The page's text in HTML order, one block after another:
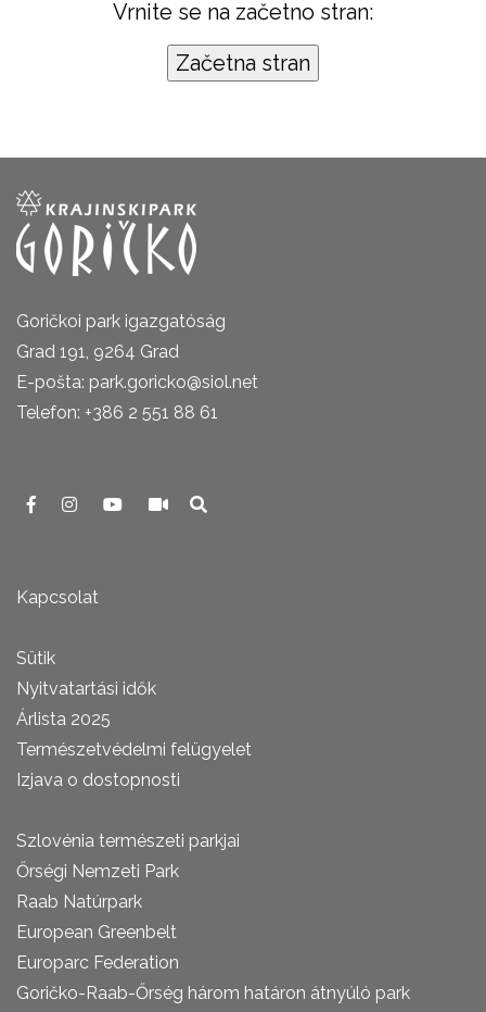
Vrnite se na začetno stran:
Goričkoi park igazgatóság
Grad 191, 9264 Grad
E-pošta: park.goricko@siol.net
Telefon: +386 2 551 88 61
Kapcsolat
Sütik
Nyitvatartási idők
Árlista 2025
Természetvédelmi felügyelet
Izjava o dostopnosti
Szlovénia természeti parkjai
Őrségi Nemzeti Park
Raab Natúrpark
European Greenbelt
Europarc Federation
Goričko-Raab-Őrség három határon átnyúló park